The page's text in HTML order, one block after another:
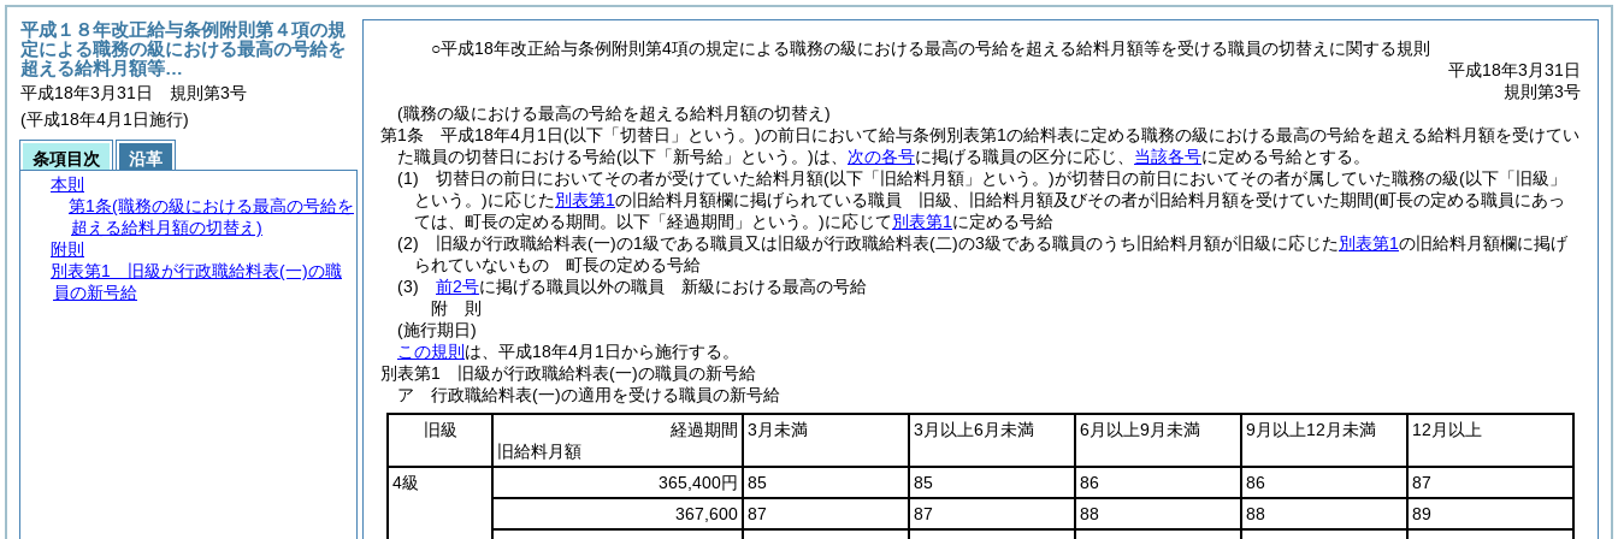
○平成18年改正給与条例附則第4項の規定による職務の級における最高の号給を超える給料月額等を受ける職員の切替えに関する規則
平成18年3月31日
規則第3号
(職務の級における最高の号給を超える給料月額の切替え)
第1条
平成18年4月1日(以下「切替日」という。)の前日において給与条例別表第1の給料表に定める職務の級における最高の号給を超える給料月額を受けてい
た職員の切替日における号給(以下「新号給」という。)は、 次の各号に掲げる職員の区分に応じ、 当該各号に定める号給とする。
(1)
切替日の前日においてその者が受けていた給料月額(以下「旧給料月額」という。)が切替日の前日においてその者が属していた職務の級(以下「旧級」
という。)に応じた別表第1の旧給料月額欄に掲げられている職員 旧級、旧給料月額及びその者が旧給料月額を受けていた期間(町長の定める職員にあっ
ては、町長の定める期間。以下「経過期間」という。)に応じて別表第1 に定める号給
(2)
旧級が行政職給料表(一)の1級である職員又は旧級が行政職給料表(二)の3級である職員のうち旧給料月額が旧級に応じた別表第1の旧給料月額欄に掲げ
られていないもの 町長の定める号給
(3)
前2号に掲げる職員以外の職員 新級における最高の号給
附 則
(施行期日)
この規則 は、平成18年4月1日から施行する。
別表第1
旧級が行政職給料表(一)の職員の新号給
ア 行政職給料表(一)の適用を受ける職員の新号給
旧級
経過期間
旧給料月額
3月未満 3月以上6月未満 6月以上9月未満 9月以上12月未満 12月以上
4級 365,400円 85 85 86 86
87
367,600 87 87 88 88
89
平成１８年改正給与条例附則第４項の規
定による職務の級における最高の号給を
超える給料月額等…
平成18年3月31日 規則第3号
(平成18年4月1日施行)
条項目次
沿革
本則
第1条(職務の級における最高の号給を
超える給料月額の切替え)
附則
別表第1
旧級が行政職給料表(一)の職
員の新号給